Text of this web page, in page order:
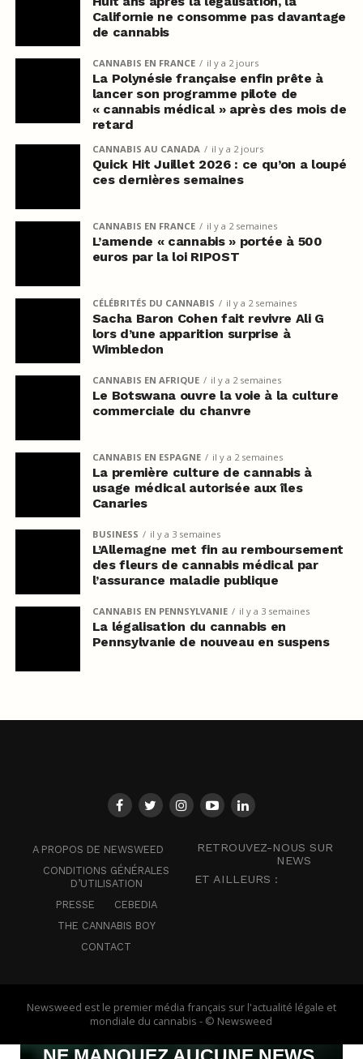
Californie ne consomme pas davantage
de cannabis
CANNABIS EN FRANCE il y a 2 jours
La Polynésie française enfin prête à
lancer son programme pilote de
« cannabis médical » après des mois de
retard
CANNABIS AU CANADA il y a 2 jours
Quick Hit Juillet 2026 : ce qu’on a loupé
ces dernières semaines
CANNABIS EN FRANCE il y a 2 semaines
L’amende « cannabis » portée à 500
euros par la loi RIPOST
CÉLÉBRITÉS DU CANNABIS il y a 2 semaines
Sacha Baron Cohen fait revivre Ali G
lors d’une apparition surprise à
Wimbledon
CANNABIS EN AFRIQUE il y a 2 semaines
Le Botswana ouvre la voie à la culture
commerciale du chanvre
CANNABIS EN ESPAGNE il y a 2 semaines
La première culture de cannabis à
usage médical autorisée aux îles
Canaries
BUSINESS il y a 3 semaines
L’Allemagne met fin au remboursement
des fleurs de cannabis médical par
l’assurance maladie publique
CANNABIS EN PENNSYLVANIE il y a 3 semaines
La légalisation du cannabis en
Pennsylvanie de nouveau en suspens
A PROPOS DE NEWSWEED
CONDITIONS GÉNÉRALES
D’UTILISATION
PRESSE
CEBEDIA
THE CANNABIS BOY
CONTACT
RETROUVEZ-NOUS SUR
NEWS
ET AILLEURS :
Newsweed est le premier média français sur l'actualité légale et
mondiale du cannabis - © Newsweed